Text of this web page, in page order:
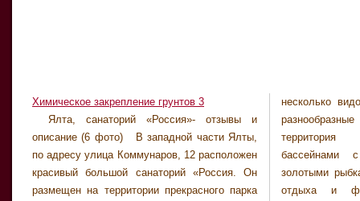
Химическое закрепление грунтов 3
Ялта, санаторий «Россия»- отзывы и
описание (6 фото) В западной части Ялты,
по адресу улица Коммунаров, 12 расположен
красивый большой санаторий «Россия. Он
размещен на территории прекрасного парка
несколько
разнообразные цветы. Кроме того,
территория украшена декоративными
бассейнами с водными растениями и
золотыми рыбками, а также беседками для
отдыха и фонтанами. Лечебная база
лечебный
стоматологическую помощь при острых
болезненных состояниях. Применяя
описанные выше методы лечения, санатория
«Россия» предлагает лечение и улучшение
состояния организма при следующих